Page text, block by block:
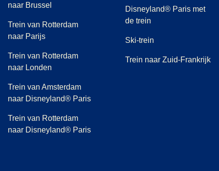
naar Brussel
Trein van Rotterdam
naar Parijs
Trein van Rotterdam
naar Londen
Trein van Amsterdam
naar Disneyland® Paris
Trein van Rotterdam
naar Disneyland® Paris
Disneyland® Paris met
de trein
Ski-trein
Trein naar Zuid-Frankrijk